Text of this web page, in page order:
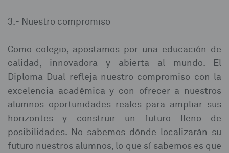
3.- Nuestro compromiso⁣
Como colegio, apostamos por una educación de
calidad, innovadora y abierta al mundo. El
Diploma Dual refleja nuestro compromiso con la
excelencia académica y con ofrecer a nuestros
alumnos oportunidades reales para ampliar sus
horizontes y construir un futuro lleno de
posibilidades.⁣ No sabemos dónde localizarán su
futuro nuestros alumnos, lo que sí sabemos es que